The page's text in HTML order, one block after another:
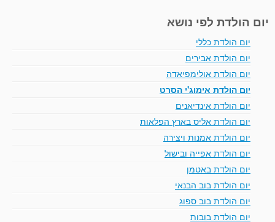
יום הולדת לפי נושא
יום הולדת כללי
יום הולדת אבירים
יום הולדת אולימפיאדה
יום הולדת אימוג'י הסרט
יום הולדת אינדיאנים
יום הולדת אליס בארץ הפלאות
יום הולדת אמנות ויצירה
יום הולדת אפייה ובישול
יום הולדת באטמן
יום הולדת בוב הבנאי
יום הולדת בוב ספוג
יום הולדת בובות